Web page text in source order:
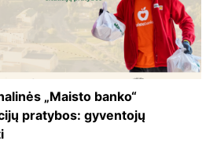
„Maisto banko“
pratybos: gyventojų